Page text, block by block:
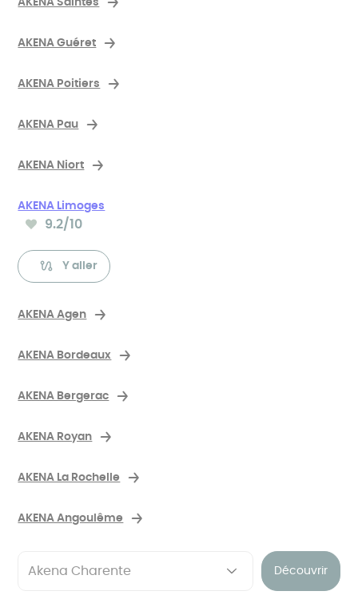
AKENA Guéret
AKENA Poitiers
AKENA Pau
AKENA Niort
AKENA Limoges
Note moyenne :
9.2/10
Y aller
AKENA Agen
AKENA Bordeaux
AKENA Bergerac
AKENA Royan
AKENA La Rochelle
AKENA Angoulême
Découvrir